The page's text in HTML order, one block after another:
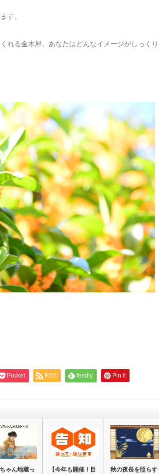
す。
れる金木犀、あなたはどんなイメージがしっくり
Pocket RSS feedly Pin it
ゃん地蔵っ
【今年も開催！目
秋の夜長を照らす